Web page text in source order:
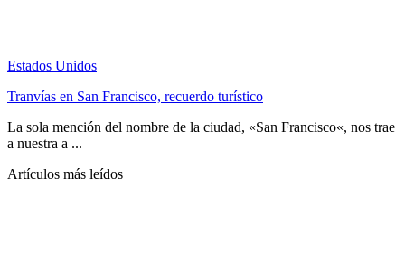
Estados Unidos
Tranvías en San Francisco, recuerdo turístico
La sola mención del nombre de la ciudad, «San Francisco«, nos trae
a nuestra a ...
Artículos más leídos